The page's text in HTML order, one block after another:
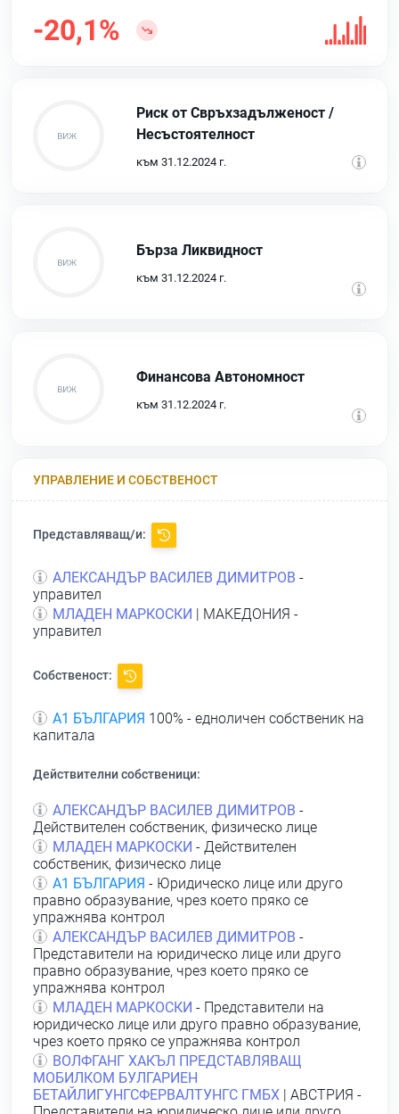
-20,1%
Риск от Свръхзадълженост /
Несъстоятелност
към 31.12.2024 г.
Бърза Ликвидност
към 31.12.2024 г.
Финансова Автономност
към 31.12.2024 г.
УПРАВЛЕНИЕ И СОБСТВЕНОСТ
Представляващ/и:
АЛЕКСАНДЪР ВАСИЛЕВ ДИМИТРОВ -
управител
МЛАДЕН МАРКОСКИ
| МАКЕДОНИЯ -
управител
Собственост:
А1 БЪЛГАРИЯ 100% - едноличен собственик на
капитала
Действителни собственици:
АЛЕКСАНДЪР ВАСИЛЕВ ДИМИТРОВ -
Действителен собственик, физическо лице
МЛАДЕН МАРКОСКИ - Действителен
собственик, физическо лице
А1 БЪЛГАРИЯ - Юридическо лице или друго
правно образувание, чрез което пряко се
упражнява контрол
АЛЕКСАНДЪР ВАСИЛЕВ ДИМИТРОВ -
Представители на юридическо лице или друго
правно образувание, чрез което пряко се
упражнява контрол
МЛАДЕН МАРКОСКИ - Представители на
юридическо лице или друго правно образувание,
чрез което пряко се упражнява контрол
ВОЛФГАНГ ХАКЪЛ ПРЕДСТАВЛЯВАЩ
МОБИЛКОМ БУЛГАРИЕН
БЕТАЙЛИГУНГСФЕРВАЛТУНГС ГМБХ | АВСТРИЯ -